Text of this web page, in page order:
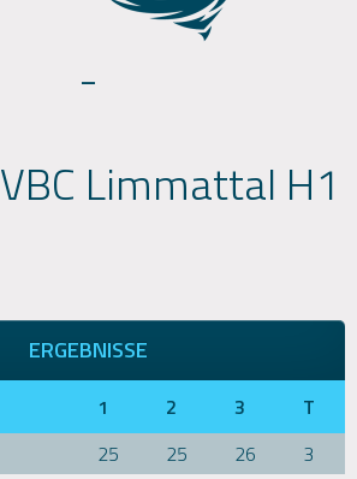
-
VBC Limmattal H1
ERGEBNISSE
1 2 3
T
25 25 26
3